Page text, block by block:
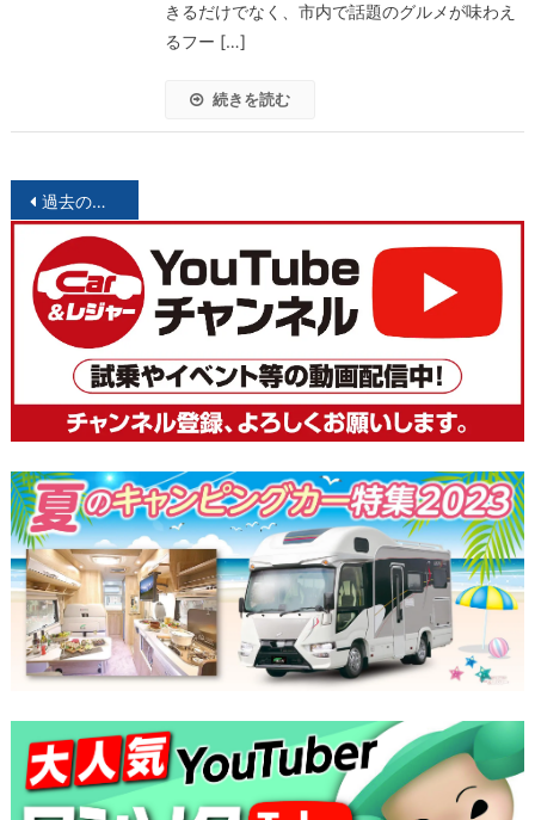
きるだけでなく、市内で話題のグルメが味わえ
るフー […]
続きを読む
投
稿
ナ
ビ
ー
シ
ョ
ン
過去の投稿